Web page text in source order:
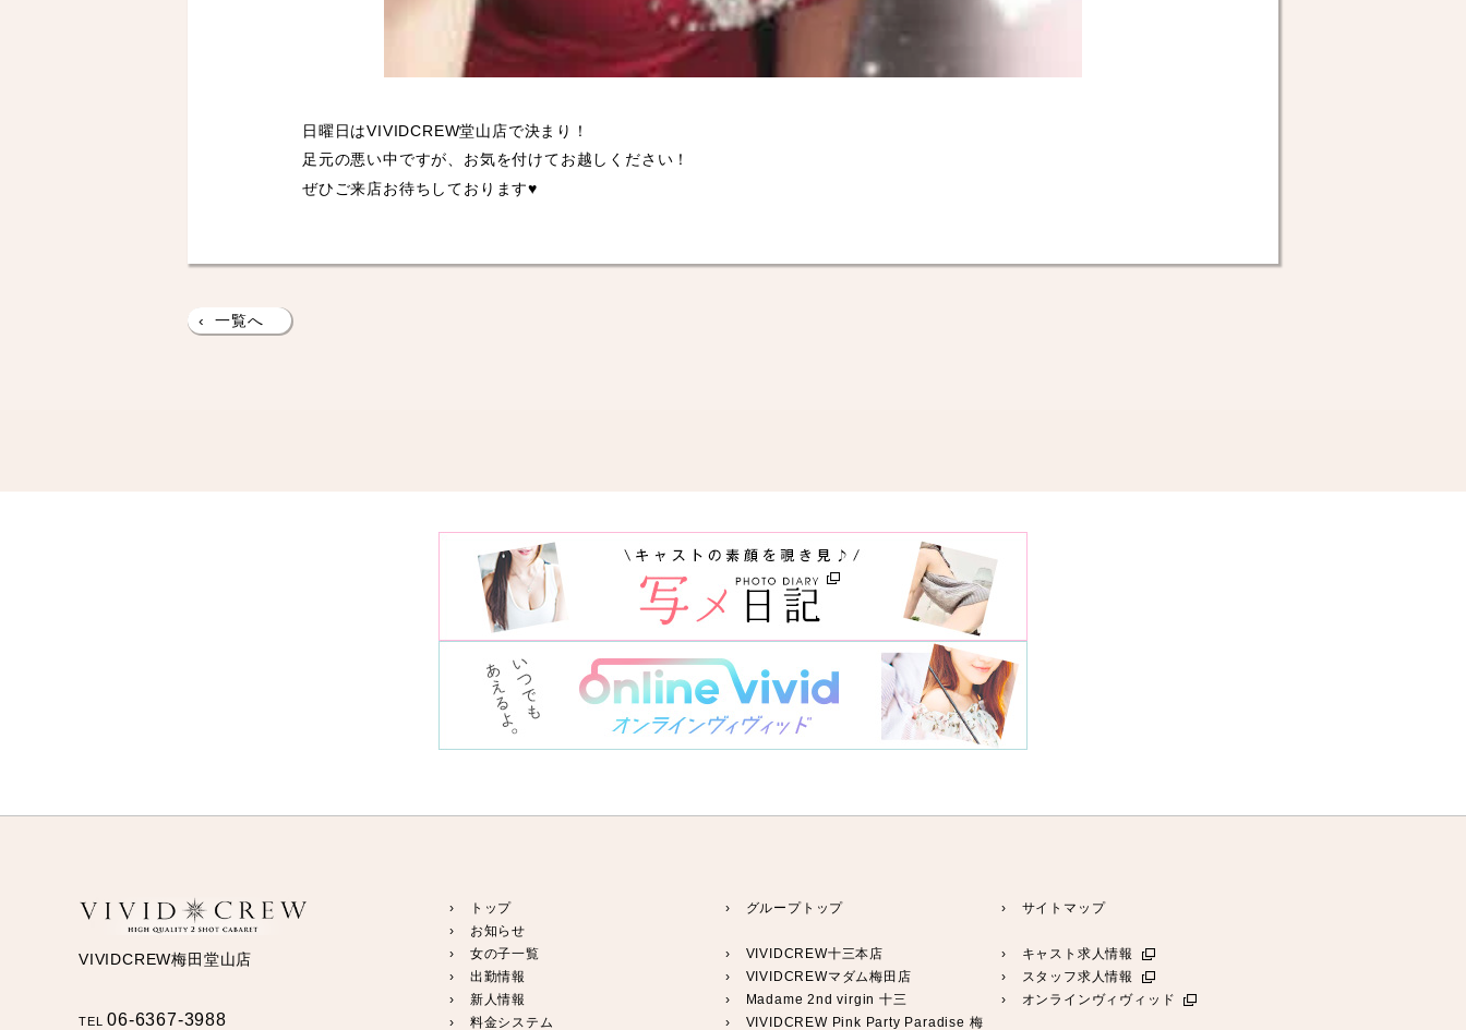
日曜日はVIVIDCREW堂山店で決まり！
足元の悪い中ですが、お気を付けてお越しください！
ぜひご来店お待ちしております♥
‹ 一覧へ
VIVIDCREW梅田堂山店
TEL06-6367-3988
› トップ
› お知らせ
› 女の子一覧
› 出勤情報
› 新人情報
› 料金システム
› グループトップ
› VIVIDCREW十三本店
› VIVIDCREWマダム梅田店
›
Madame 2nd virgin 十三
› VIVIDCREW Pink Party Paradise 梅
› サイトマップ
› キャスト求人情報
› スタッフ求人情報
› オンラインヴィヴィッド